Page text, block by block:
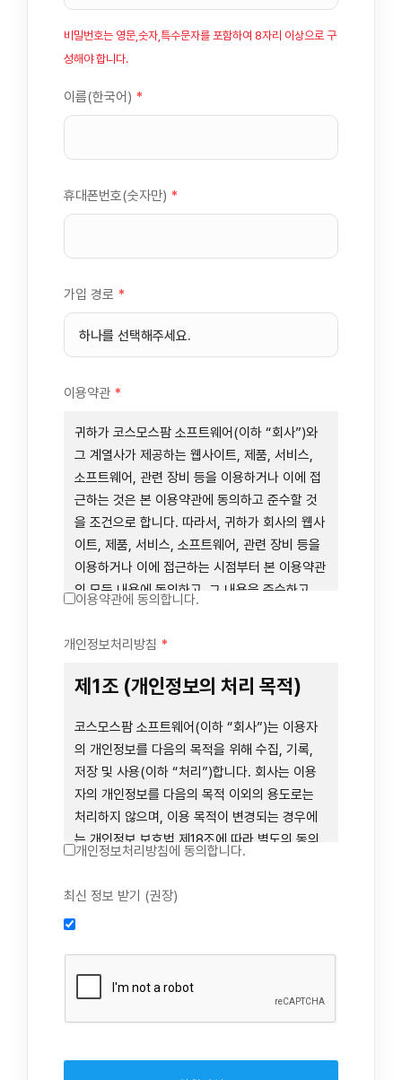
비밀번호는 영문,숫자,특수문자를 포함하여 8자리 이상으로 구
성해야 합니다.
이름(한국어) *
휴대폰번호(숫자만) *
가입 경로 *
이용약관 *
귀하가 코스모스팜 소프트웨어(이하 “회사”)와
그 계열사가 제공하는 웹사이트, 제품, 서비스,
소프트웨어, 관련 장비 등을 이용하거나 이에 접
근하는 것은 본 이용약관에 동의하고 준수할 것
을 조건으로 합니다. 따라서, 귀하가 회사의 웹사
이트, 제품, 서비스, 소프트웨어, 관련 장비 등을
이용하거나 이에 접근하는 시점부터 본 이용약관
의 모든 내용에 동의하고, 그 내용을 준수하고,
귀하가 본 이용약관에 동의하지 않을 경우에는
련 장비 등을 이용하거나 이에 접근하는 행위를
즉시 중단하여야 합니다. 그러므로, 서비스 사용
전에 본 이용약관의 내용을 주의 깊게 읽으시기
바랍니다.
제1장 총칙
제1조 (목적)
웹사이트, 관련 소프트웨어 및 장비 등을 통하여
제공하는 "사이드톡" 서비스와 관련하여 회사와
사항을 규정함을 목적으로 합니다.
이용약관에 동의합니다.
개인정보처리방침 *
제1조 (개인정보의 처리 목적)
코스모스팜 소프트웨어(이하 “회사”)는 이용자
의 개인정보를 다음의 목적을 위해 수집, 기록,
저장 및 사용(이하 “처리”)합니다. 회사는 이용
자의 개인정보를 다음의 목적 이외의 용도로는
처리하지 않으며, 이용 목적이 변경되는 경우에
는 개인정보 보호법 제18조에 따라 별도의 동의
를 받는 등 법령상 필요한 조치를 이행합니다.
인 동의 진행, 이용자 및 법정대리인의 본인 확
인, 이용자 식별, 회원탈퇴 의사의 확인
2. 약관 위반 행위 등을 포함하여 서비스의 원활
한 운영에 지장을 주는 행위에 대한 방지 및 제
재, 계정도용 방지, 약관 개정 등의 고지사항 전
달, 분쟁조정을 위한 기록 보존, 민원처리 등 이
3. 서비스 이용기록과 접속 빈도 분석, 서비스 이
개인정보처리방침에 동의합니다.
최신 정보 받기 (권장)